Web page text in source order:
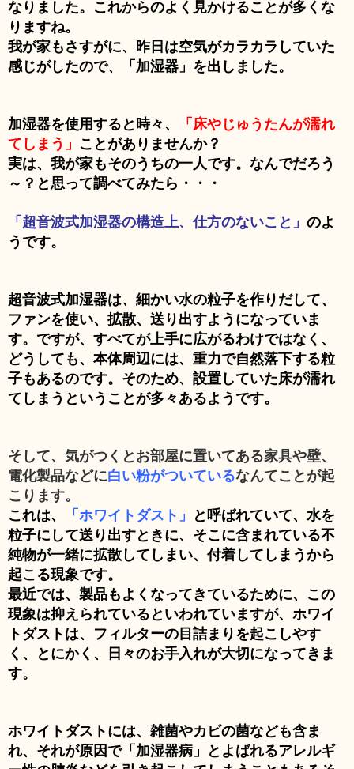
なりました。 これからのよく見かけることが多くな
りますね。
我が家もさすがに、昨日は空気がカラカラしていた
感じがしたので、「加湿器」を出しました。
加湿器を使用すると時々 、
「床やじゅうたんが濡れ
てしまう」 ことがありませんか？
実は、我が家もそのうちの一人です。なんでだろう
～？と思って調べてみたら・・・
「超音波式加湿器の構造上、仕方のないこと」 のよ
うです。
超音波式加湿器は、 細かい水の粒子を作りだして、
ファンを使い、拡散、送り出すようになっていま
す。ですが、すべてが上手に広がるわけではなく、
どうしても、本体周辺には、重力で自然落下する粒
子もあるのです。そのため、設置していた床が濡れ
てしまうということが多々あるようです。
そして、気がつくとお部屋に置いてある家具や壁、
電化製品などに白い粉がついているなんてことが起
こります。
これは、
「ホワイトダスト」
と呼ばれていて、水を
粒子にして送り出すときに、そこに含まれている不
純物が一緒に拡散してしまい、付着してしまうから
起こる現象です。
最近では、製品もよくなってきているために、この
現象は抑えられているといわれていますが、ホワイ
トダストは、フィルターの目詰まりを起こしやす
く、とにかく、日々のお手入れが大切になってきま
す。
ホワイトダストには、雑菌やカビの菌なども含ま
れ、それが原因で「加湿器病」とよばれるアレルギ